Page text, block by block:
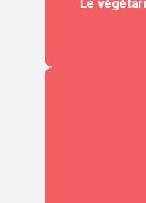
Le